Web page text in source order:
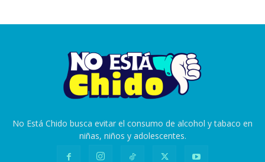
No Está Chido busca evitar el consumo de alcohol y tabaco en
niñas, niños y adolescentes.